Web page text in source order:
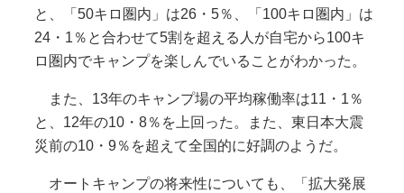
と、「50キロ圏内」は26・5％、「100キロ圏内」は
24・1％と合わせて5割を超える人が自宅から100キ
ロ圏内でキャンプを楽しんでいることがわかった。
また、13年のキャンプ場の平均稼働率は11・1％
と、12年の10・8％を上回った。また、東日本大震
災前の10・9％を超えて全国的に好調のようだ。
オートキャンプの将来性についても、「拡大発展